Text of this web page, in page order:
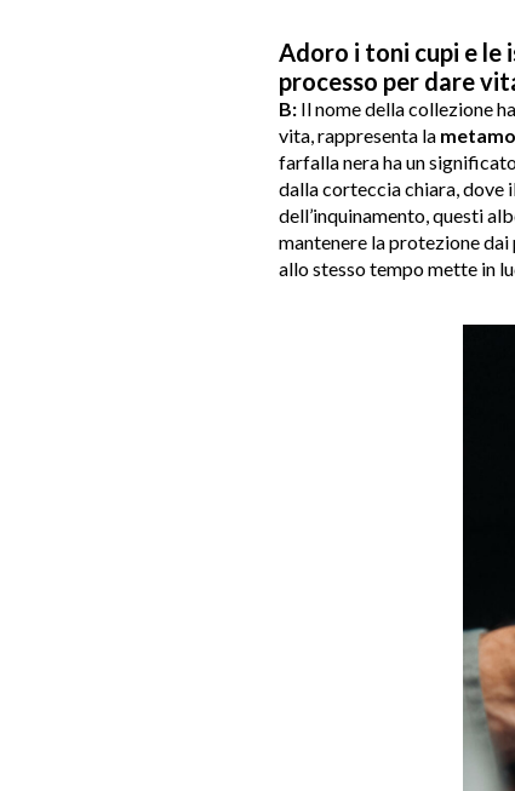
Adoro i toni cupi e le
processo per dare
B:Il nome della collezione
vita, rappresenta la
farfalla nera ha un
dalla corteccia chiara, dove
dell’inquinamento, questi
mantenere la protezione
allo stesso tempo mette in